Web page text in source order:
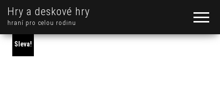
Hry a deskové hry
hraní pro celou rodinu
Sleva!